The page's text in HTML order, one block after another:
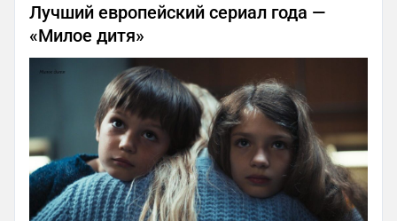
Лучший европейский сериал года —
«Милое дитя»